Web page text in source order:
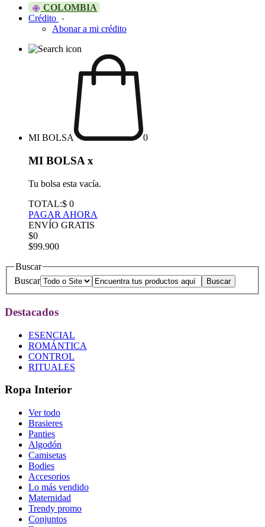
COLOMBIA
Crédito
Abonar a mi crédito
MI BOLSA 0
MI BOLSA x
Tu bolsa esta vacía.
TOTAL:$ 0
PAGAR AHORA
ENVÍO GRATIS
$0
$99.900
Buscar
Buscar
Destacados
ESENCIAL
ROMÁNTICA
CONTROL
RITUALES
Ropa Interior
Ver todo
Brasieres
Panties
Algodón
Camisetas
Bodies
Accesorios
Lo más vendido
Maternidad
Trendy promo
Conjuntos